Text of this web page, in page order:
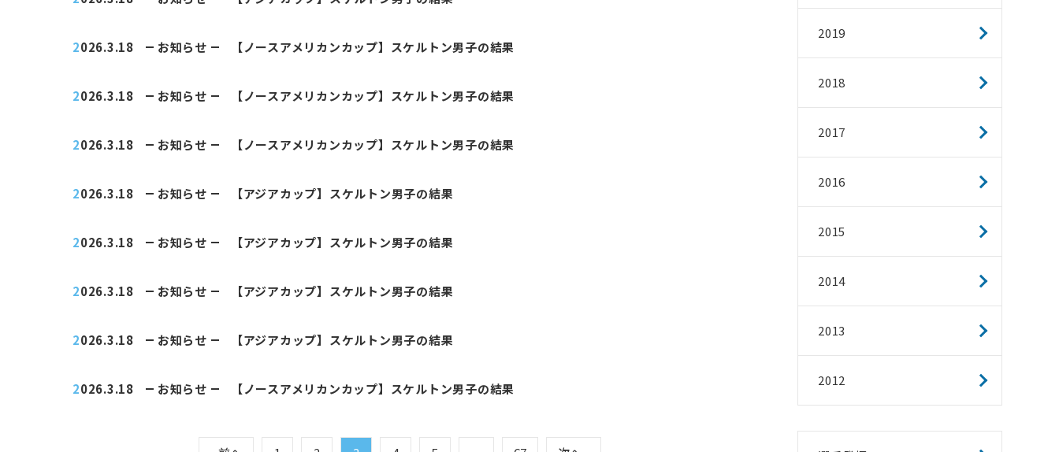
2026.3.18 お知らせ 【ノースアメリカンカップ】スケルトン男子の結果
2026.3.18 お知らせ 【ノースアメリカンカップ】スケルトン男子の結果
2026.3.18 お知らせ 【ノースアメリカンカップ】スケルトン男子の結果
2026.3.18 お知らせ 【アジアカップ】スケルトン男子の結果
2026.3.18 お知らせ 【アジアカップ】スケルトン男子の結果
2026.3.18 お知らせ 【アジアカップ】スケルトン男子の結果
2026.3.18 お知らせ 【アジアカップ】スケルトン男子の結果
2026.3.18 お知らせ 【ノースアメリカンカップ】スケルトン男子の結果
2019
2018
2017
2016
2015
2014
2013
2012